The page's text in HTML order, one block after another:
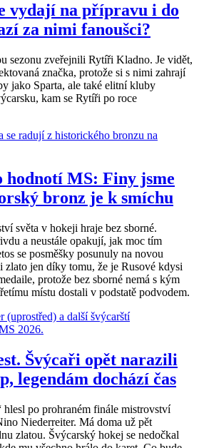
vydají na přípravu i do
za nimi fanoušci?
sezonu zveřejnili Rytíři Kladno. Je vidět,
značka, protože si s nimi zahrají
jako Sparta, ale také elitní kluby
kam se Rytíři po roce
hodnotí MS: Finy jsme
bronz je k smíchu
světa v hokeji hraje bez sborné.
a neustále opakují, jak moc tím
se posměšky posunuly na novou
jen díky tomu, že je Rusové kdysi
protože bez sborné nemá s kým
místu dostali v podstatě podvodem.
Švýcaři opět narazili
legendám dochází čas
hlesl po prohraném finále mistrovství
Niederreiter. Má doma už pět
zlatou. Švýcarský hokej se nedočkal